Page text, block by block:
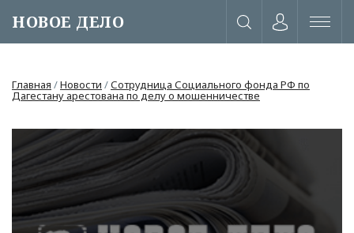
НОВОЕ ДЕЛО
Главная /Новости /Сотрудница Социального фонда РФ по
Дагестану арестована по делу о мошенничестве